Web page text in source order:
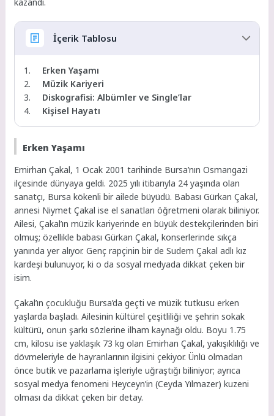
kazandı.
İçerik Tablosu
Erken Yaşamı
Müzik Kariyeri
Diskografisi: Albümler ve Single’lar
Kişisel Hayatı
Erken Yaşamı
Emirhan Çakal, 1 Ocak 2001 tarihinde Bursa’nın Osmangazi
ilçesinde dünyaya geldi. 2025 yılı itibarıyla 24 yaşında olan
sanatçı, Bursa kökenli bir ailede büyüdü. Babası Gürkan Çakal,
annesi Niymet Çakal ise el sanatları öğretmeni olarak biliniyor.
Ailesi, Çakal’ın müzik kariyerinde en büyük destekçilerinden biri
olmuş; özellikle babası Gürkan Çakal, konserlerinde sıkça
yanında yer alıyor. Genç rapçinin bir de Sudem Çakal adlı kız
kardeşi bulunuyor, ki o da sosyal medyada dikkat çeken bir
isim.
Çakal’ın çocukluğu Bursa’da geçti ve müzik tutkusu erken
yaşlarda başladı. Ailesinin kültürel çeşitliliği ve şehrin sokak
kültürü, onun şarkı sözlerine ilham kaynağı oldu. Boyu 1.75
cm, kilosu ise yaklaşık 73 kg olan Emirhan Çakal, yakışıklılığı ve
dövmeleriyle de hayranlarının ilgisini çekiyor. Ünlü olmadan
önce butik ve pazarlama işleriyle uğraştığı biliniyor; ayrıca
sosyal medya fenomeni Heyceyn’in (Ceyda Yılmazer) kuzeni
olması da dikkat çeken bir detay.